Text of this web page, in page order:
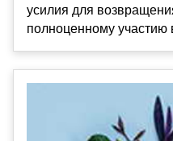
усилия для
полноценному участию